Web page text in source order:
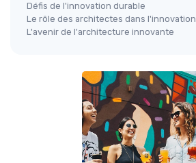
Défis de l'innovation durable
Le rôle des architectes dans l'innovation
L'avenir de l'architecture innovante